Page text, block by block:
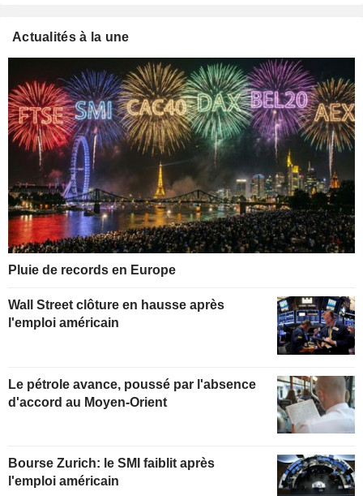
Actualités à la une
Pluie de records en Europe
Wall Street clôture en hausse après
l'emploi américain
Le pétrole avance, poussé par l'absence
d'accord au Moyen-Orient
Bourse Zurich: le SMI faiblit après
l'emploi américain